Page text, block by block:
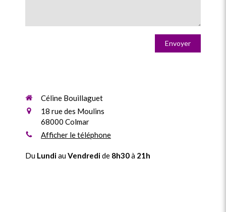
Envoyer
Céline Bouillaguet
18 rue des Moulins
68000 Colmar
Afficher le téléphone
Du LundiauVendredide 8h30à 21h